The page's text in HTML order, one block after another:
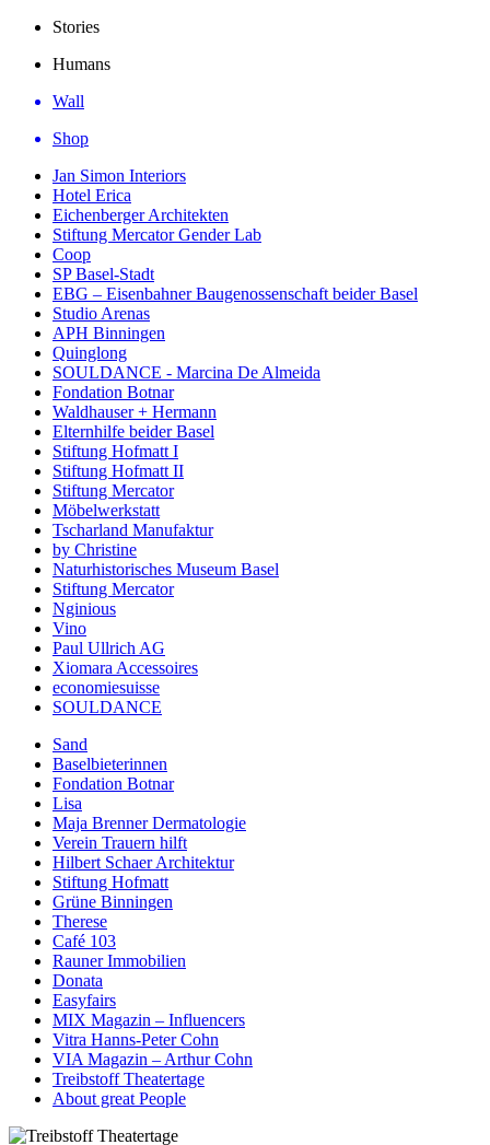
Stories
Humans
Wall
Shop
Jan Simon Interiors
Hotel Erica
Eichenberger Architekten
Stiftung Mercator Gender Lab
Coop
SP Basel-Stadt
EBG – Eisenbahner Baugenossenschaft beider Basel
Studio Arenas
APH Binningen
Quinglong
SOULDANCE - Marcina De Almeida
Fondation Botnar
Waldhauser + Hermann
Elternhilfe beider Basel
Stiftung Hofmatt I
Stiftung Hofmatt II
Stiftung Mercator
Möbelwerkstatt
Tscharland Manufaktur
by Christine
Naturhistorisches Museum Basel
Stiftung Mercator
Nginious
Vino
Paul Ullrich AG
Xiomara Accessoires
economiesuisse
SOULDANCE
Sand
Baselbieterinnen
Fondation Botnar
Lisa
Maja Brenner Dermatologie
Verein Trauern hilft
Hilbert Schaer Architektur
Stiftung Hofmatt
Grüne Binningen
Therese
Café 103
Rauner Immobilien
Donata
Easyfairs
MIX Magazin – Influencers
Vitra Hanns-Peter Cohn
VIA Magazin – Arthur Cohn
Treibstoff Theatertage
About great People